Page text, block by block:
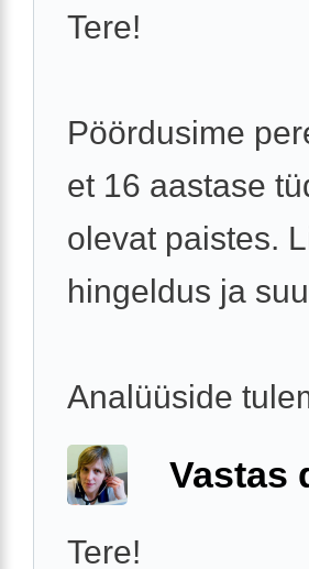
Tere!
Pöördusime
et 16 aastase
olevat paistes.
hingeldus ja
Analüüside
Vastas
Tere!